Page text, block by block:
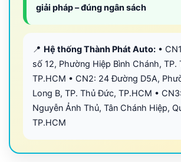
giải pháp – đúng ngân sách
📍 Hệ thống Thành Phát Auto: •
số 12, Phường Hiệp Bình Chánh, TP.
TP.HCM • CN2: 24 Đường D5A,
Long B, TP. Thủ Đức, TP.HCM •
Nguyễn Ảnh Thủ, Tân Chánh Hiệp,
TP.HCM